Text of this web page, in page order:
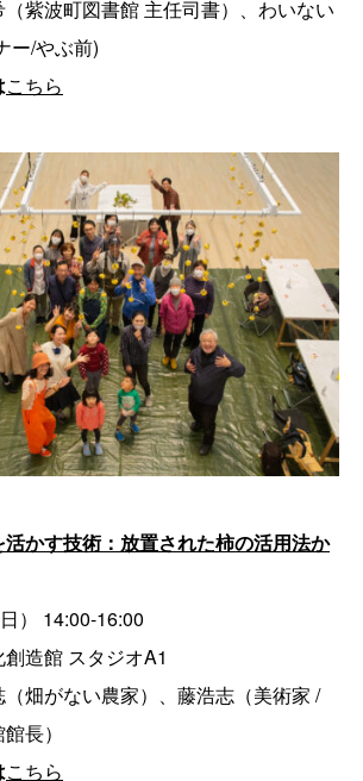
紫波町図書館 主任司書）、わいない
ー/やぶ前)
こちら
かす技術：放置された柿の活用法か
） 14:00-16:00
造館 スタジオA1
畑がない農家）、藤浩志（美術家 /
長）
こちら